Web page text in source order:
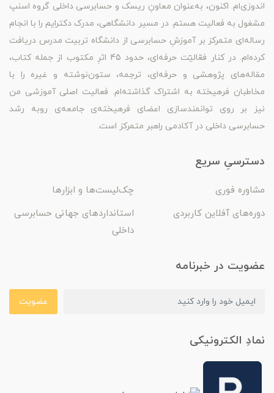
اندوزی‌ام. اکنون، به‌عنوان معاونِ ریسک و حسابرسی داخلی گروه اسنپ
مشغول به فعالیت هستم. در مسیر دانشگاهی، مدرک دکترایم را با انجام
رساله‌ای متمرکز بر آموزشِ حسابرسی از دانشگاه تربیت مدرس دریافت
کرده‌ام. در کنار فعّالیّت حرفه‌ای، حدود 45 اثرِ مکتوب از جمله کتاب،
مقاله‌های پژوهشی و حرفه‌ای، ترجمه، ستون‌نوشته و غیره را با
مخاطبان فرهیخته به اشتراک گذاشته‌ام. فعالیت اصلی آموزشی من
نیز بر روی توانمندسازی اعضای فرهیخته‌ی جامعه‌ی روبه رشد
حسابرسی داخلی در آکادمی راهبر متمرکز است.
دسترسیِ سریع
مشاوره فوری
چک‌لیست‌ها و ابزارها
دوره‌های آفلاین کاربردی
استانداردهای جهانی حسابرسی
داخلی
عضویت در خبرنامه
عضویت
نمادِ الکترونیکی